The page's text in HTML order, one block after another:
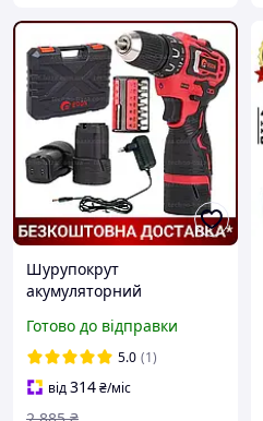
Шурупокрут
акумуляторний
16BL (2 Li-ion батареї, 16V-
2.0AH, Гарантія 2 роки)
Готово до відправки
5.0 (1)
від314₴/міс